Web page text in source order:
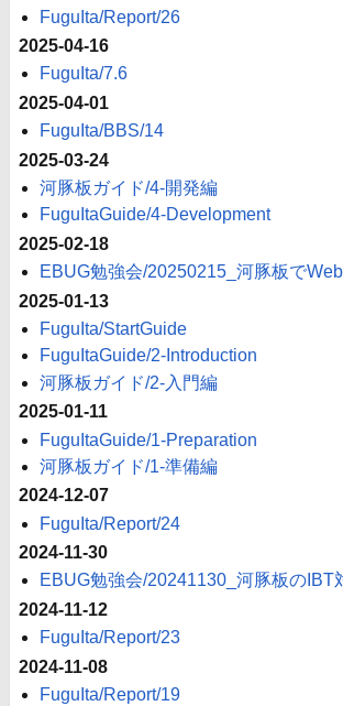
FuguIta/Report/26
2025-04-16
FuguIta/7.6
2025-04-01
FuguIta/BBS/14
2025-03-24
河豚板ガイド/4-開発編
FuguItaGuide/4-Development
2025-02-18
EBUG勉強会/20250215_河豚板で
2025-01-13
FuguIta/StartGuide
FuguItaGuide/2-Introduction
河豚板ガイド/2-入門編
2025-01-11
FuguItaGuide/1-Preparation
河豚板ガイド/1-準備編
2024-12-07
FuguIta/Report/24
2024-11-30
EBUG勉強会/20241130_河豚板のIBT
2024-11-12
FuguIta/Report/23
2024-11-08
FuguIta/Report/19